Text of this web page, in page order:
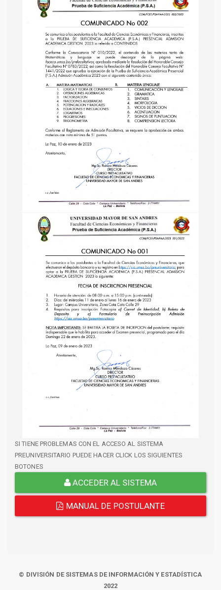
SI TIENE PROBLEMAS CON EL ACCESO AL SISTEMA
PREUNIVERSITARIO PUEDE HACER CLICK LOS SIGUIENTES
BOTONES
ACCEDER AL SISTEMA
MANUAL DE POSTULANTE
© DIVISIÓN DE SISTEMAS DE INFORMACIÓN Y ESTADÍSTICA
2022